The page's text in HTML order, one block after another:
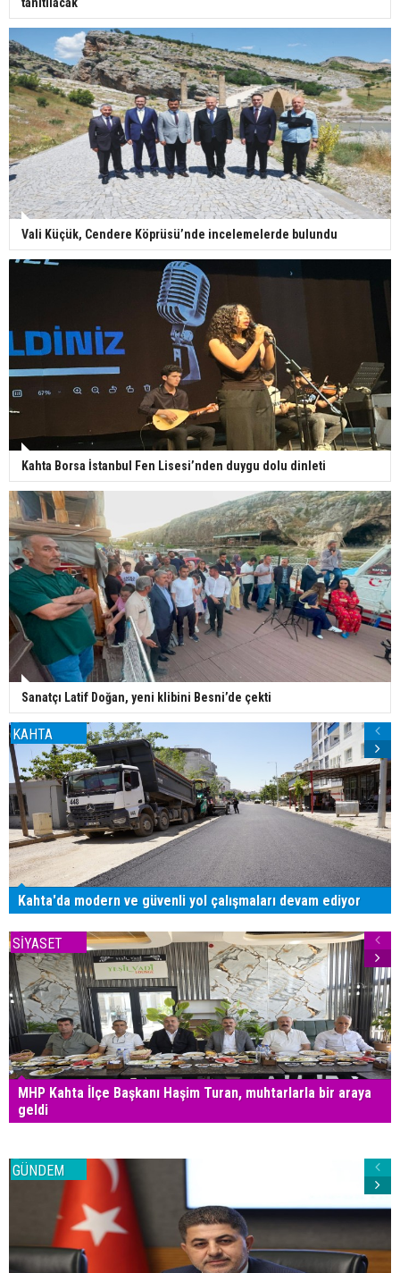
tanıtılacak
Vali Küçük, Cendere Köprüsü’nde incelemelerde bulundu
Kahta Borsa İstanbul Fen Lisesi’nden duygu dolu dinleti
Sanatçı Latif Doğan, yeni klibini Besni’de çekti
KAHTA
Kahta'da modern ve güvenli yol çalışmaları devam ediyor
SİYASET
MHP Kahta İlçe Başkanı Haşim Turan, muhtarlarla bir araya
geldi
GÜNDEM